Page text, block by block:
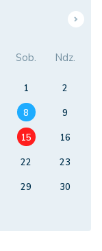
Sob. Ndz.
1
2
8
9
15
16
22
23
29
30